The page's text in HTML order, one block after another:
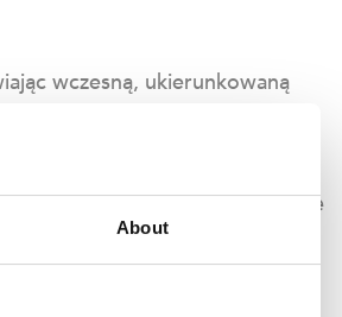
About
wczesną, ukierunkowaną
osiągną one poważniejszy
praca przez całą dobę,
co pozwala przeznaczyć siłę
– oraz jasna droga do